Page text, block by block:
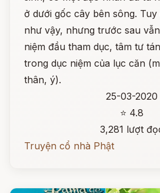
ở dưới gốc cây bên sông.
như vậy, nhưng trước sau
niệm đầu tham dục, tâm tư
trong dục niệm của lục căn
thân, ý).
25-03-2020
⭐ 4.8
3,281 lượt
Truyện cổ nhà Phật